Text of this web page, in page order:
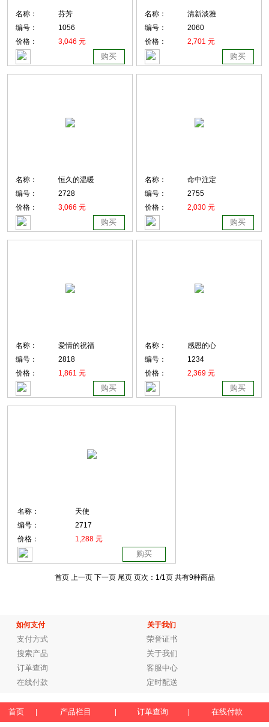
名称：
芬芳
编号：
1056
价格：
3,046 元
购买
名称：
清新淡雅
编号：
2060
价格：
2,701 元
购买
名称：
恒久的温暖
编号：
2728
价格：
3,066 元
购买
名称：
命中注定
编号：
2755
价格：
2,030 元
购买
名称：
爱情的祝福
编号：
2818
价格：
1,861 元
购买
名称：
感恩的心
编号：
1234
价格：
2,369 元
购买
名称：
天使
编号：
2717
价格：
1,288 元
购买
首页 上一页 下一页 尾页页次： 1/1页 共有9种商品
如何支付 关于我们
支付方式
荣誉证书
搜索产品
关于我们
订单查询
客服中心
在线付款
定时配送
首页 产品栏目 订单查询 在线付款